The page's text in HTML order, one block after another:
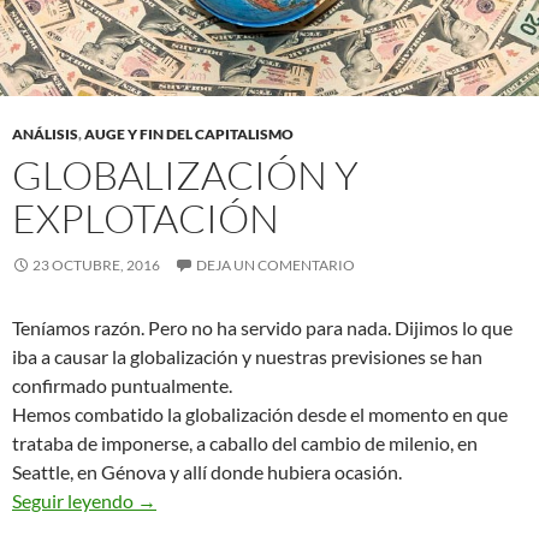
ANÁLISIS,AUGE Y FIN DEL CAPITALISMO
GLOBALIZACIÓN Y
EXPLOTACIÓN
23 OCTUBRE, 2016 DEJA UN COMENTARIO
Teníamos razón. Pero no ha servido para nada. Dijimos lo que
iba a causar la globalización y nuestras previsiones se han
confirmado puntualmente.
Hemos combatido la globalización desde el momento en que
trataba de imponerse, a caballo del cambio de milenio, en
Seattle, en Génova y allí donde hubiera ocasión.
Seguir leyendo Globalización y explotación
→